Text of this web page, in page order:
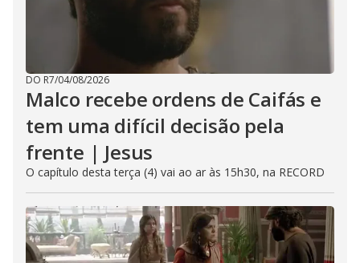
DO R7/04/08/2026
Malco recebe ordens de Caifás e
tem uma difícil decisão pela
frente | Jesus
O capítulo desta terça (4) vai ao ar às 15h30, na RECORD